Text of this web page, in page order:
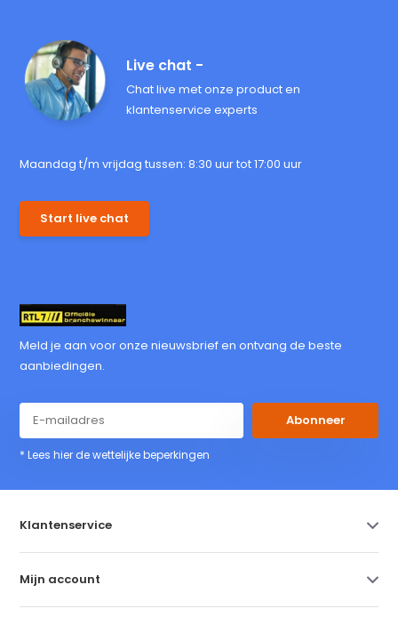
Live chat -
Chat live met onze product en
klantenservice experts
Maandag t/m vrijdag tussen: 8:30 uur tot 17:00 uur
Start live chat
Meld je aan voor onze nieuwsbrief en ontvang de beste
aanbiedingen.
Abonneer
* Lees hier de wettelijke beperkingen
Klantenservice
Mijn account